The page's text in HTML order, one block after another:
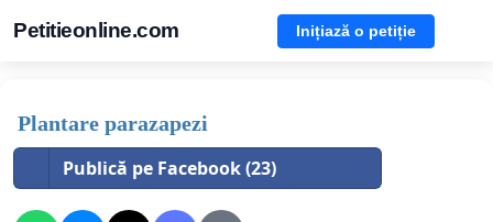
Petitieonline.com Inițiază o petiție
Plantare parazapezi
Publică pe Facebook (23)